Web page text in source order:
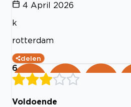
4 April 2026
k
rotterdam
delen
6
Voldoende